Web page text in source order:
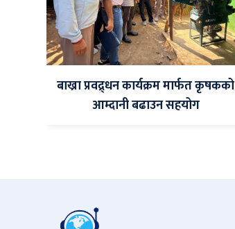
बाख्रा प्रवद्र्धन कार्यक्रम मार्फत कृषकको
आम्दानी बढाउन सहयोग